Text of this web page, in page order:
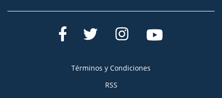
Términos y Condiciones
RSS